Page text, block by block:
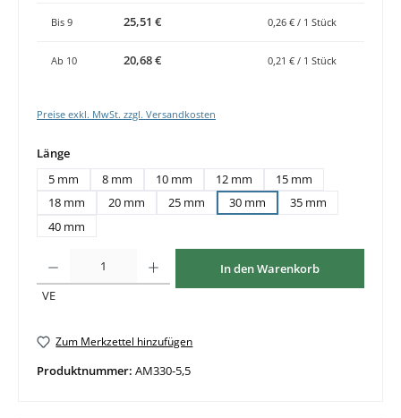
Bis 9 25,51 € 0,26 € / 1 Stück
Ab 10 20,68 € 0,21 € / 1 Stück
Preise exkl. MwSt. zzgl. Versandkosten
Längeauswählen
5 mm
8 mm 10 mm 12 mm
15 mm
18 mm
20 mm 25 mm 30 mm
35 mm
40 mm
VE
In den Warenkorb
Zum Merkzettel hinzufügen
Produktnummer: AM330-5,5